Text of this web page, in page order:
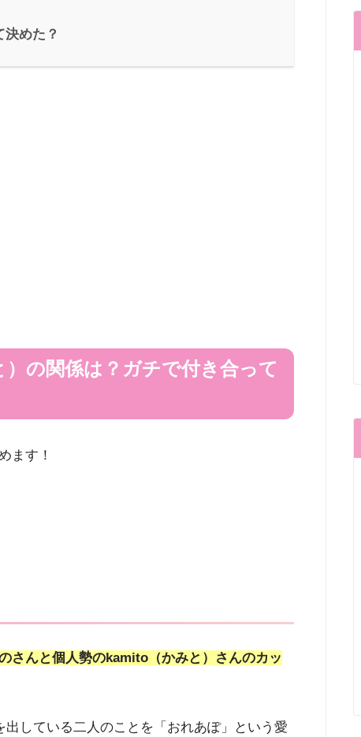
めた？
の関係は？ガチで付き合って
ます！
さんと個人勢のkamito（かみと）さんのカッ
している二人のことを「おれあぽ」という愛